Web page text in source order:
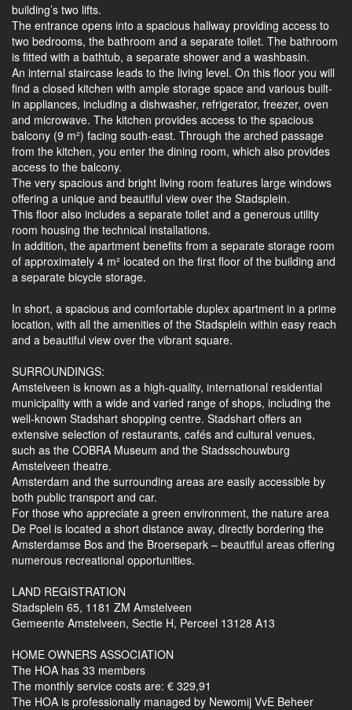
building’s two lifts.
The entrance opens into a spacious hallway providing access to
two bedrooms, the bathroom and a separate toilet. The bathroom
is fitted with a bathtub, a separate shower and a washbasin.
An internal staircase leads to the living level. On this floor you will
find a closed kitchen with ample storage space and various built-
in appliances, including a dishwasher, refrigerator, freezer, oven
and microwave. The kitchen provides access to the spacious
balcony (9 m²) facing south-east. Through the arched passage
from the kitchen, you enter the dining room, which also provides
access to the balcony.
The very spacious and bright living room features large windows
offering a unique and beautiful view over the Stadsplein.
This floor also includes a separate toilet and a generous utility
room housing the technical installations.
In addition, the apartment benefits from a separate storage room
of approximately 4 m² located on the first floor of the building and
a separate bicycle storage.
In short, a spacious and comfortable duplex apartment in a prime
location, with all the amenities of the Stadsplein within easy reach
and a beautiful view over the vibrant square.
SURROUNDINGS:
Amstelveen is known as a high-quality, international residential
municipality with a wide and varied range of shops, including the
well-known Stadshart shopping centre. Stadshart offers an
extensive selection of restaurants, cafés and cultural venues,
such as the COBRA Museum and the Stadsschouwburg
Amstelveen theatre.
Amsterdam and the surrounding areas are easily accessible by
both public transport and car.
For those who appreciate a green environment, the nature area
De Poel is located a short distance away, directly bordering the
Amsterdamse Bos and the Broersepark – beautiful areas offering
numerous recreational opportunities.
LAND REGISTRATION
Stadsplein 65, 1181 ZM Amstelveen
Gemeente Amstelveen, Sectie H, Perceel 13128 A13
HOME OWNERS ASSOCIATION
The HOA has 33 members
The monthly service costs are: € 329,91
The HOA is professionally managed by Newomij VvE Beheer